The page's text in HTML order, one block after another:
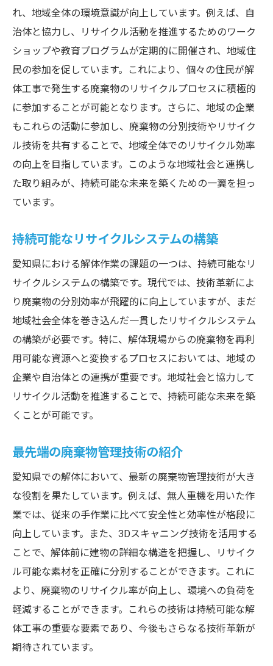
れ、地域全体の環境意識が向上しています。例えば、自
治体と協力し、リサイクル活動を推進するためのワーク
ショップや教育プログラムが定期的に開催され、地域住
民の参加を促しています。これにより、個々の住民が解
体工事で発生する廃棄物のリサイクルプロセスに積極的
に参加することが可能となります。さらに、地域の企業
もこれらの活動に参加し、廃棄物の分別技術やリサイク
ル技術を共有することで、地域全体でのリサイクル効率
の向上を目指しています。このような地域社会と連携し
た取り組みが、持続可能な未来を築くための一翼を担っ
ています。
持続可能なリサイクルシステムの構築
愛知県における解体作業の課題の一つは、持続可能なリ
サイクルシステムの構築です。現代では、技術革新によ
り廃棄物の分別効率が飛躍的に向上していますが、まだ
地域社会全体を巻き込んだ一貫したリサイクルシステム
の構築が必要です。特に、解体現場からの廃棄物を再利
用可能な資源へと変換するプロセスにおいては、地域の
企業や自治体との連携が重要です。地域社会と協力して
リサイクル活動を推進することで、持続可能な未来を築
くことが可能です。
最先端の廃棄物管理技術の紹介
愛知県での解体において、最新の廃棄物管理技術が大き
な役割を果たしています。例えば、無人重機を用いた作
業では、従来の手作業に比べて安全性と効率性が格段に
向上しています。また、3Dスキャニング技術を活用する
ことで、解体前に建物の詳細な構造を把握し、リサイク
ル可能な素材を正確に分別することができます。これに
より、廃棄物のリサイクル率が向上し、環境への負荷を
軽減することができます。これらの技術は持続可能な解
体工事の重要な要素であり、今後もさらなる技術革新が
期待されています。